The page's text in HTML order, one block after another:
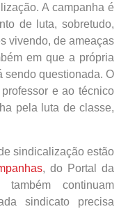
A campanha é
de luta, sobretudo,
vivendo, de ameaças
em que a própria
sendo questionada. O
e ao técnico
pela luta de classe,
sindicalização estão
, do Portal da
continuam
sindicato precisa